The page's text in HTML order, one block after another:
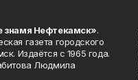
знамя Нефтекамск».
газета городского
Издаётся с 1965 года.
Людмила